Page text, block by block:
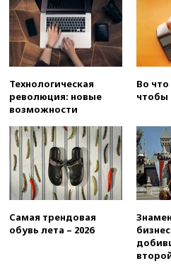
Технологическая
революция: новые
возможности
Во
чтобы
Самая трендовая
обувь лета – 2026